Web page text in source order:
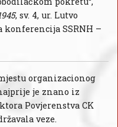
, sv. 4, ur. Lutvo
konferencija SSRNH –
organizacionog
je znano iz
Povjerenstva CK
veze.